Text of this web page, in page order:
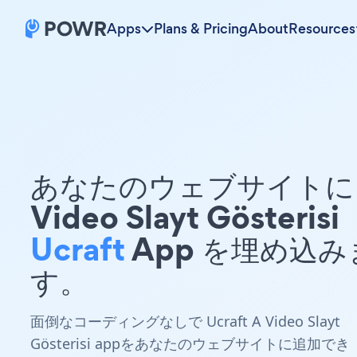
Apps Plans & PricingAboutResources
あなたのウェブサイト
Video Slayt Gösterisi
UcraftApp を埋め込み
す。
面倒なコーディングなしで Ucraft A Video Slayt
Gösterisi appをあなたのウェブサイトに追加でき